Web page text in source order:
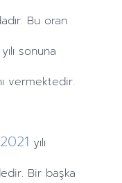
Bu oran
yılı sonuna
vermektedir.
2021 yılı
Bir başka